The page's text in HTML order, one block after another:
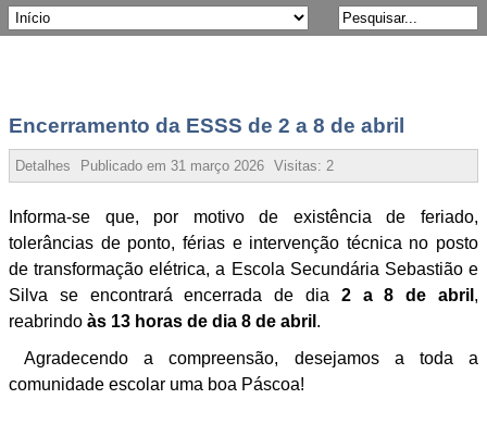
Encerramento da ESSS de 2 a 8 de abril
Detalhes Publicado em 31 março 2026 Visitas: 21375
Informa-se que, por motivo de existência de feriado,
tolerâncias de ponto, férias e intervenção técnica no posto
de transformação elétrica, a Escola Secundária Sebastião e
Silva se encontrará encerrada de dia 2 a 8 de abril ,
reabrindo às 13 horas de dia 8 de abril .
Agradecendo a compreensão, desejamos a toda a
comunidade escolar uma boa Páscoa!